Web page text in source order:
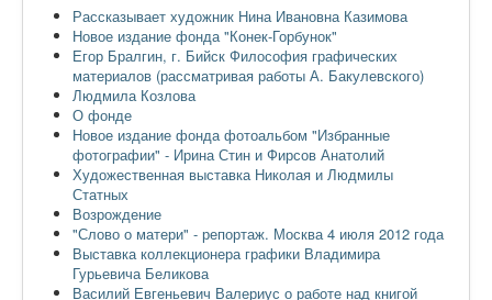
Ермаковополе.рф
Рассказывает художник Нина Ивановна Казимова
Новое издание фонда "Конек-Горбунок"
Егор Бралгин, г. Бийск Философия графических
материалов (рассматривая работы А. Бакулевского)
Людмила Козлова
О фонде
Новое издание фонда фотоальбом "Избранные
фотографии" - Ирина Стин и Фирсов Анатолий
Художественная выставка Николая и Людмилы
Статных
Возрождение
"Слово о матери" - репортаж. Москва 4 июля 2012 года
Выставка коллекционера графики Владимира
Гурьевича Беликова
Василий Евгеньевич Валериус о работе над книгой